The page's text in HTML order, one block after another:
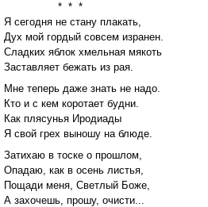
* * *
Я сегодня не стану плакать,
Дух мой гордый совсем изранен.
Сладких яблок хмельная мякоть
Заставляет бежать из рая.
Мне теперь даже знать не надо.
Кто и с кем коротает будни.
Как плясунья Иродиады
Я свой грех выношу на блюде.
Затихаю в тоске о прошлом,
Опадаю, как в осень листья,
Пощади меня, Светлый Боже,
А захочешь, прошу, очисти...